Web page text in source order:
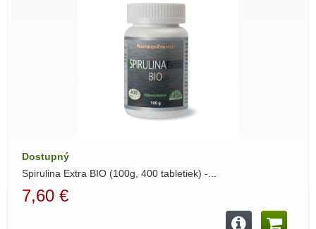
Dostupný
Spirulina Extra BIO (100g, 400 tabletiek) -...
7,60 €